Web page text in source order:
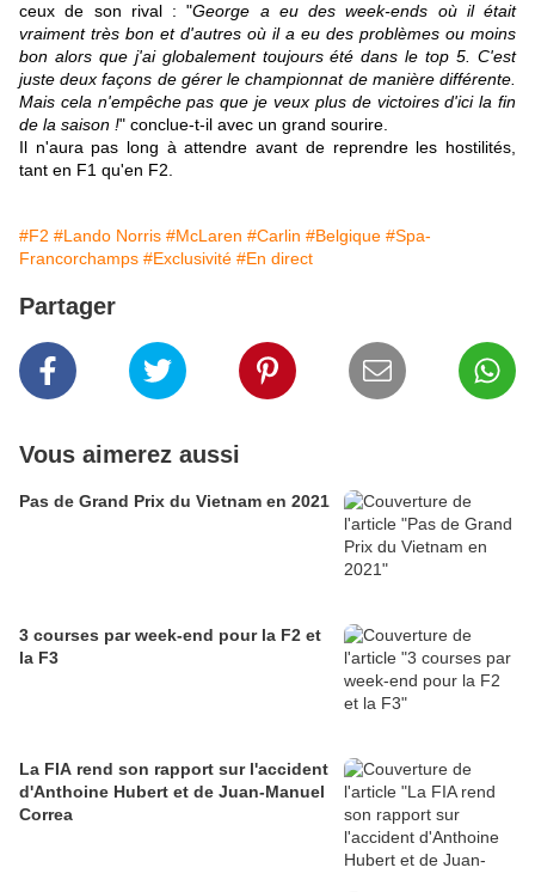
ceux de son rival : "George a eu des week-ends où il était
vraiment très bon et d'autres où il a eu des problèmes ou moins
bon alors que j'ai globalement toujours été dans le top 5. C'est
juste deux façons de gérer le championnat de manière différente.
Mais cela n'empêche pas que je veux plus de victoires d'ici la fin
de la saison !" conclue-t-il avec un grand sourire.
Il n'aura pas long à attendre avant de reprendre les hostilités,
tant en F1 qu'en F2.
#F2 #Lando Norris #McLaren #Carlin #Belgique #Spa-
Francorchamps #Exclusivité #En direct
Partager
Vous aimerez aussi
Pas de Grand Prix du Vietnam en 2021
3 courses par week-end pour la F2 et
la F3
La FIA rend son rapport sur l'accident
d'Anthoine Hubert et de Juan-Manuel
Correa